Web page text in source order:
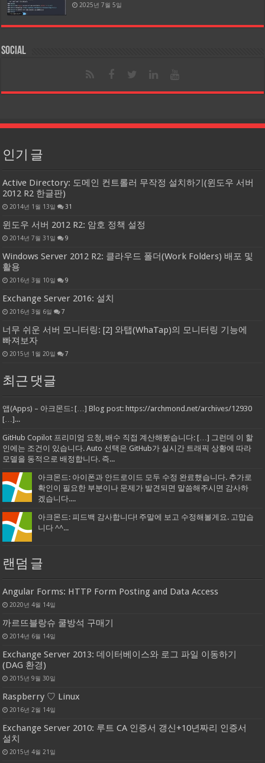
2025년 7월 5일
Social
인기 글
Active Directory: 도메인 컨트롤러 무작정 설치하기(윈도우 서버
2012 R2 한글판)
2014년 1월 13일 31
윈도우 서버 2012 R2: 암호 정책 설정
2014년 7월 31일 9
Windows Server 2012 R2: 클라우드 폴더(Work Folders) 배포 및
활용
2016년 3월 10일 9
Exchange Server 2016: 설치
2016년 3월 6일 7
너무 쉬운 서버 모니터링: [2] 와탭(WhaTap)의 모니터링 기능에
빠져보자
2015년 1월 20일 7
최근 댓글
앱(Apps) – 아크몬드: […] Blog post: https://archmond.net/archives/12930
[…]...
GitHub Copilot 프리미엄 요청, 배수 직접 계산해봤습니다: […] 그런데 이 할
인에는 조건이 있습니다. Auto 선택은 GitHub가 실시간 트래픽 상황에 따라
모델을 동적으로 배정합니다. 즉...
아크몬드: 아이폰과 안드로이드 모두 수정 완료했습니다. 추가로
확인이 필요한 부분이나 문제가 발견되면 말씀해주시면 감사하
겠습니다....
아크몬드: 피드백 감사합니다! 주말에 보고 수정해볼게요. 고맙습
니다 ^^...
랜덤 글
Angular Forms: HTTP Form Posting and Data Access
2020년 4월 14일
까르뜨블랑슈 쿨방석 구매기
2014년 6월 14일
Exchange Server 2013: 데이터베이스와 로그 파일 이동하기
(DAG 환경)
2015년 9월 30일
Raspberry ♡ Linux
2016년 2월 14일
Exchange Server 2010: 루트 CA 인증서 갱신+10년짜리 인증서
설치
2015년 4월 21일